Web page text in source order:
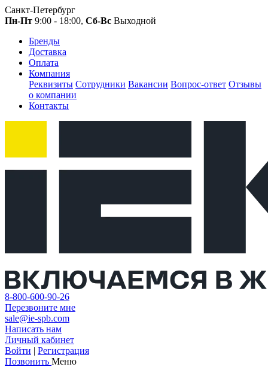
Санкт-Петербург
Пн-Пт 9:00 - 18:00, Сб-Вс Выходной
Бренды
Доставка
Оплата
Компания
Реквизиты Сотрудники Вакансии Вопрос-ответ Отзывы
о компании
Контакты
8-800-600-90-26
Перезвоните мне
sale@ie-spb.com
Написать нам
Личный кабинет
Войти | Регистрация
Позвонить Меню